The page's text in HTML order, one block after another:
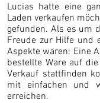
Lucias hatte eine
Laden verkaufen
gefunden. Als es um
Freude zur Hilfe und
Aspekte waren: Eine
bestellte Ware auf
Verkauf stattfinden
mit einfachen und
erreichen.